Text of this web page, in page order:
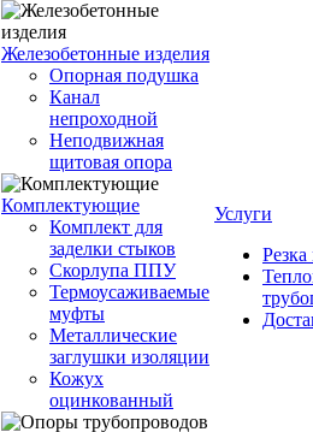
Железобетонные изделия
Опорная подушка
Канал
непроходной
Неподвижная
щитовая опора
Комплектующие
Комплект для
заделки стыков
Скорлупа ППУ
Термоусаживаемые
муфты
Металлические
заглушки изоляции
Кожух
оцинкованный
Услуги
Резка